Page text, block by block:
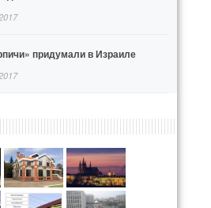
придумали в Израиле